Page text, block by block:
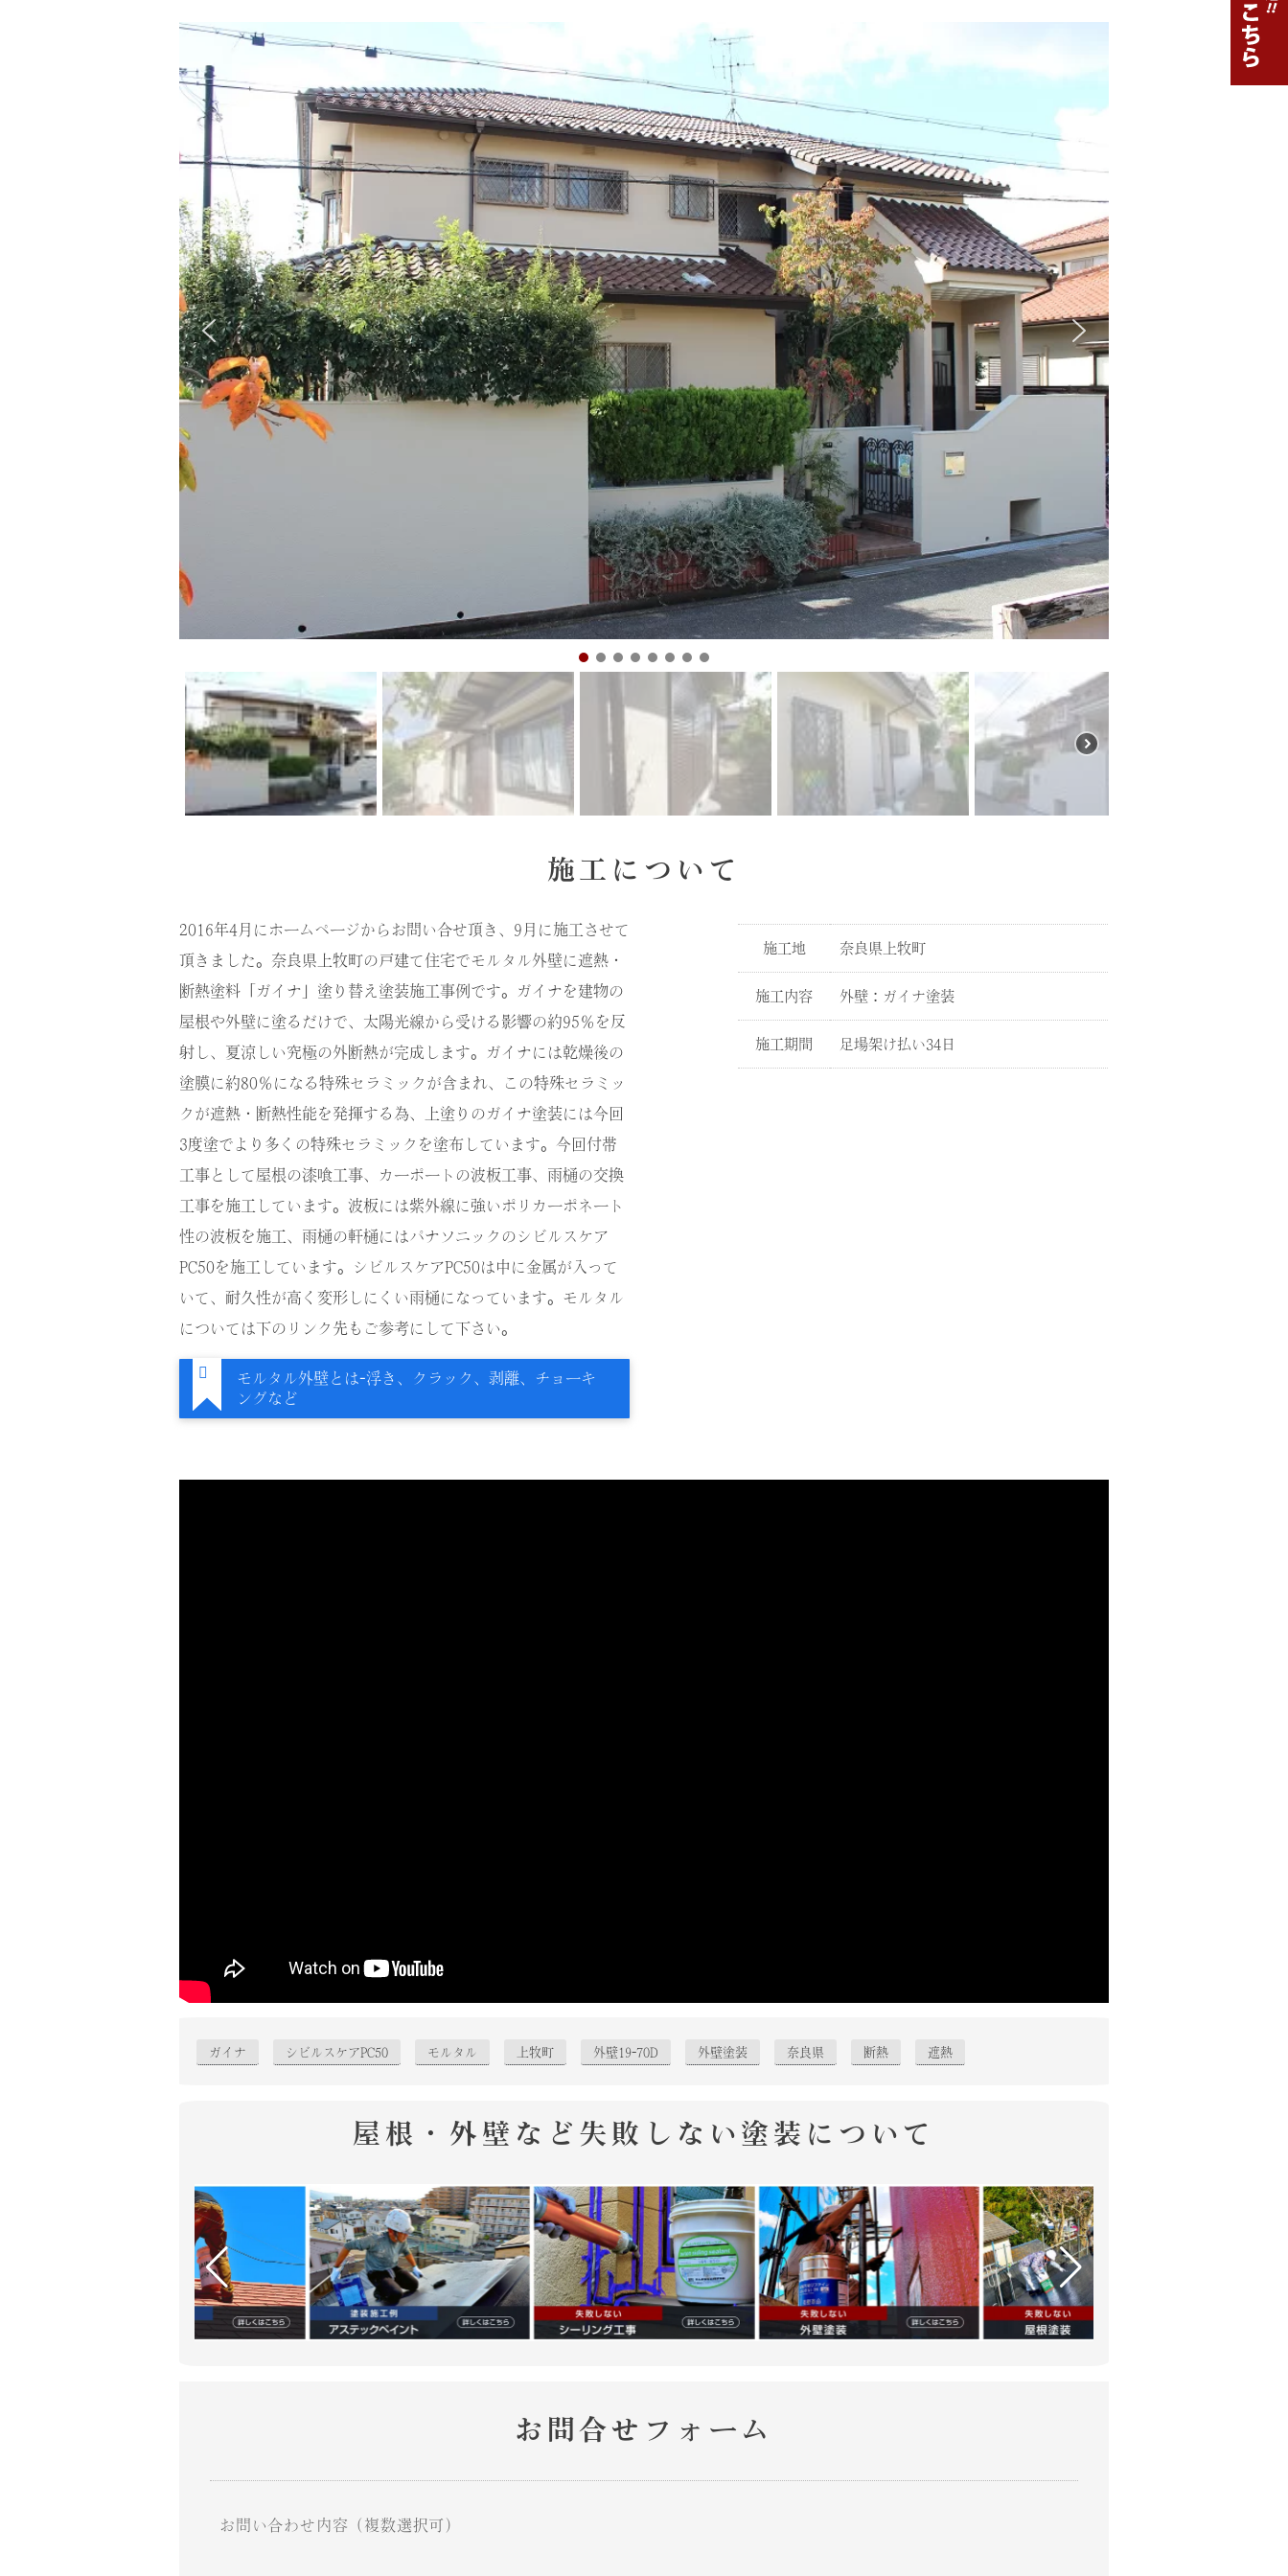
施工について
2016年4月にホームページからお問い合せ頂き、9月に施工させて
頂きました。奈良県上牧町の戸建て住宅でモルタル外壁に遮熱・
断熱塗料「ガイナ」塗り替え塗装施工事例です。ガイナを建物の
屋根や外壁に塗るだけで、太陽光線から受ける影響の約95％を反
射し、夏涼しい究極の外断熱が完成します。ガイナには乾燥後の
塗膜に約80％になる特殊セラミックが含まれ、この特殊セラミッ
クが遮熱・断熱性能を発揮する為、上塗りのガイナ塗装には今回
3度塗でより多くの特殊セラミックを塗布しています。今回付帯
工事として屋根の漆喰工事、カーポートの波板工事、雨樋の交換
工事を施工しています。波板には紫外線に強いポリカーポネート
性の波板を施工、雨樋の軒樋にはパナソニックのシビルスケア
PC50を施工しています。シビルスケアPC50は中に金属が入って
いて、耐久性が高く変形しにくい雨樋になっています。モルタル
については下のリンク先もご参考にして下さい。
モルタル外壁とは-浮き、クラック、剥離、チョーキ
ングなど
施工地 奈良県上牧町
施工内容 外壁：ガイナ塗装
施工期間 足場架け払い34日
ガイナ シビルスケアPC50 モルタル 上牧町 外壁19-70D 外壁塗装 奈良県 断熱 遮熱
屋根・外壁など失敗しない塗装について
お問合せフォーム
お問い合わせ内容（複数選択可）